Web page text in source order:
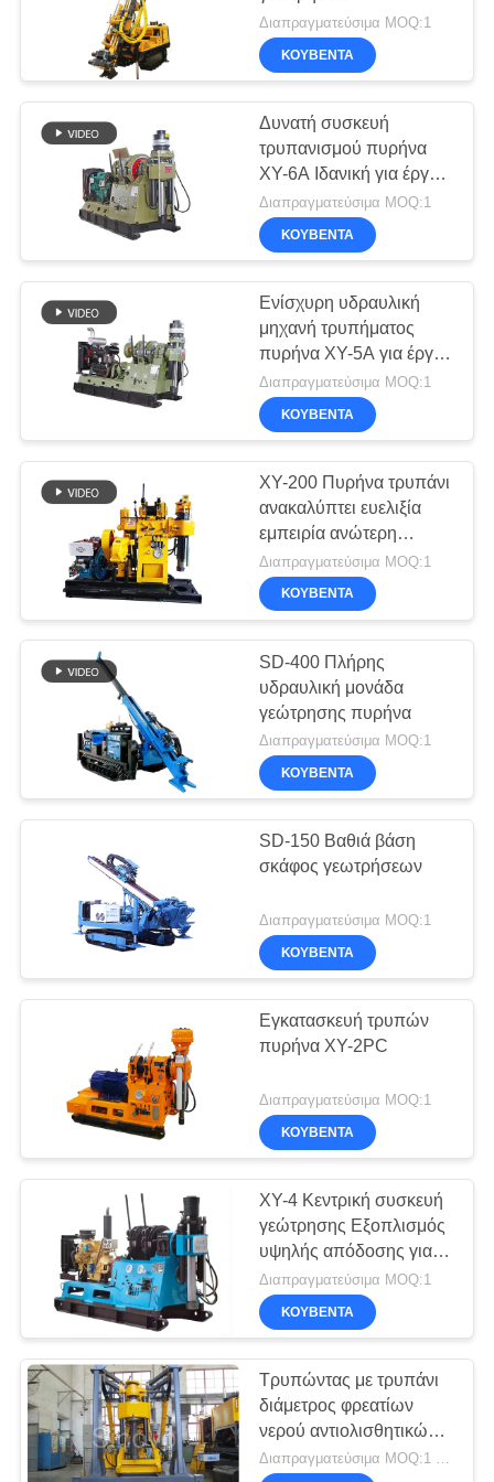
COMPANY
NEWS
SITEMAP
ΠΟΛΙΤΙΚΉ
ΑΠΟΡΡΉΤΟΥ
Waterwell εξέδρα
γεώτρησης
πετρελαίου
47
Rotator
περιβλημάτων
Υδραυλικό Δράπανα
Crawler
33
Desander
Διαφράγματος
Εξοπλισμός Wall
26
Οριζόντια
Directional εξέδρα
γεώτρησης
πετρελαίου
15
Διαπραγματεύσιμα MOQ:1
ΚΟΥΒΈΝΤΑ
Δυνατή συσκευή
τρυπανισμού πυρήνα
XY-6A Ιδανική για έργα
τρυπανισμού
Διαπραγματεύσιμα MOQ:1
ΚΟΥΒΈΝΤΑ
Ενίσχυρη υδραυλική
μηχανή τρυπήματος
πυρήνα XY-5A για έργα
τρυπήματος
Διαπραγματεύσιμα MOQ:1
ΚΟΥΒΈΝΤΑ
XY-200 Πυρήνα τρυπάνι
ανακαλύπτει ευελιξία
εμπειρία ανώτερη
απόδοση τρυπάνισης
Διαπραγματεύσιμα MOQ:1
ΚΟΥΒΈΝΤΑ
SD-400 Πλήρης
υδραυλική μονάδα
γεώτρησης πυρήνα
Διαπραγματεύσιμα MOQ:1
ΚΟΥΒΈΝΤΑ
SD-150 Βαθιά βάση
σκάφος γεωτρήσεων
Διαπραγματεύσιμα MOQ:1
ΚΟΥΒΈΝΤΑ
Εγκατασκευή τρυπών
πυρήνα XY-2PC
Διαπραγματεύσιμα MOQ:1
ΚΟΥΒΈΝΤΑ
ΧΥ-4 Κεντρική συσκευή
γεώτρησης Εξοπλισμός
υψηλής απόδοσης για
επιχειρήσεις γεώτρησης
Διαπραγματεύσιμα MOQ:1
ΚΟΥΒΈΝΤΑ
Τρυπώντας με τρυπάνι
διάμετρος φρεατίων
νερού αντιολισθητικών
αλυσίδων αξόνων και
Διαπραγματεύσιμα MOQ:1 μονάδα